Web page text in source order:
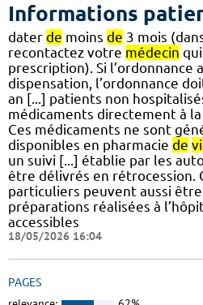
Informations
dater de moins de 3 mois
recontactez votre médecin
prescription). Si l’ordonnance
dispensation, l’ordonnance
an [...] patients non
médicaments directement à
Ces médicaments ne sont
disponibles en pharmacie de
un suivi [...] établie par les
être délivrés en rétrocession.
particuliers peuvent aussi
préparations réalisées à
accessibles
18/05/2026 16:04
PAGES